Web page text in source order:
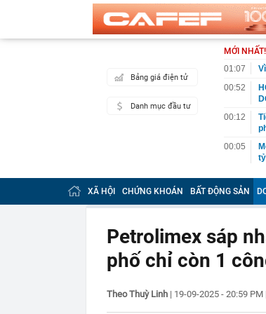
Bảng giá điện tử
Danh mục đầu tư
MỚI NHẤT!
01:07
00:52
00:12
00:05
00:04
23:40
23:28
XÃ HỘI CHỨNG KHOÁN BẤT ĐỘNG SẢN
Petrolimex sáp
phố chỉ còn 1
Theo Thuỳ Linh | 19-09-2025 - 20:59 PM